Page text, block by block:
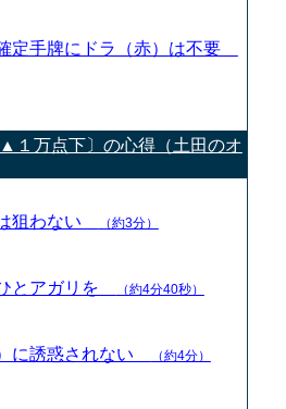
定手牌にドラ（赤）は不要
１万点下〕の心得（土田のオ
狙わない （約3分）
とアガリを （約4分40秒）
に誘惑されない （約4分）